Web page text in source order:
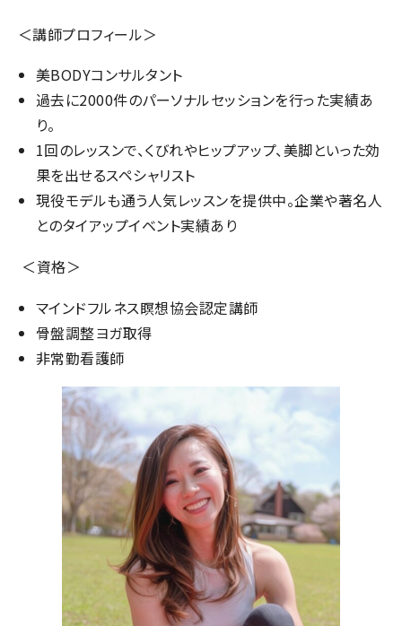
＜講師プロフィール＞
美BODYコンサルタント
過去に2000件のパーソナルセッションを行った実績あ
り。
1回のレッスンで、くびれやヒップアップ、美脚といった効
果を出せるスペシャリスト
現役モデルも通う人気レッスンを提供中。企業や著名人
とのタイアップイベント実績あり
＜資格＞
マインドフルネス瞑想協会認定講師
骨盤調整ヨガ取得
非常勤看護師